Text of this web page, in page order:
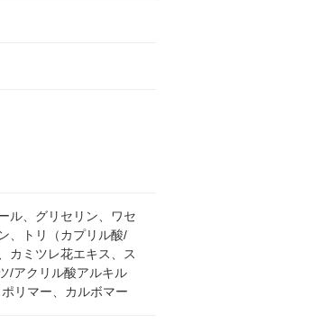
ル、グリセリン、ワセ
、トリ（カプリル酸/
カミツレ花エキス、ス
/アクリル酸アルキル
リマー、カルボマー